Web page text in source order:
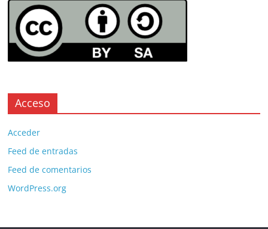
Acceso
Acceder
Feed de entradas
Feed de comentarios
WordPress.org